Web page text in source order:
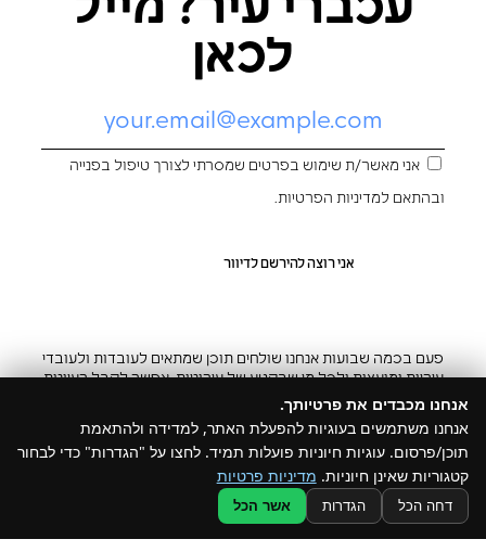
עכברי עיר? מייל
לכאן
אני מאשר/ת שימוש בפרטים שמסרתי לצורך טיפול בפנייה
ובהתאם למדיניות הפרטיות.
פעם בכמה שבועות אנחנו שולחים תוכן שמתאים לעובדות ולעובדי
עיריות ומועצות ולכל מי שבקטע של עירוניות. אפשר לקבל רעיונות
@ כל הזכויות שמורות ל –Build
אנחנו מכבדים את פרטיותך.
אנחנו משתמשים בעוגיות להפעלת האתר, למדידה ולהתאמת
תוכן/פרסום. עוגיות חיוניות פועלות תמיד. לחצו על "הגדרות" כדי לבחור
קטגוריות שאינן חיוניות. מדיניות פרטיות
דחה הכל הגדרות אשר הכל